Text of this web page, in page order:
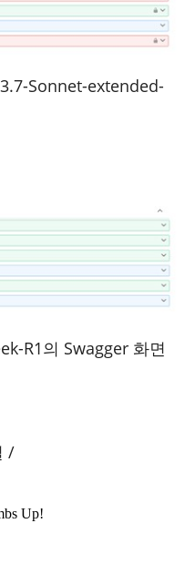
Sonnet-extended-
R1의 Swagger 화면
/
Up!